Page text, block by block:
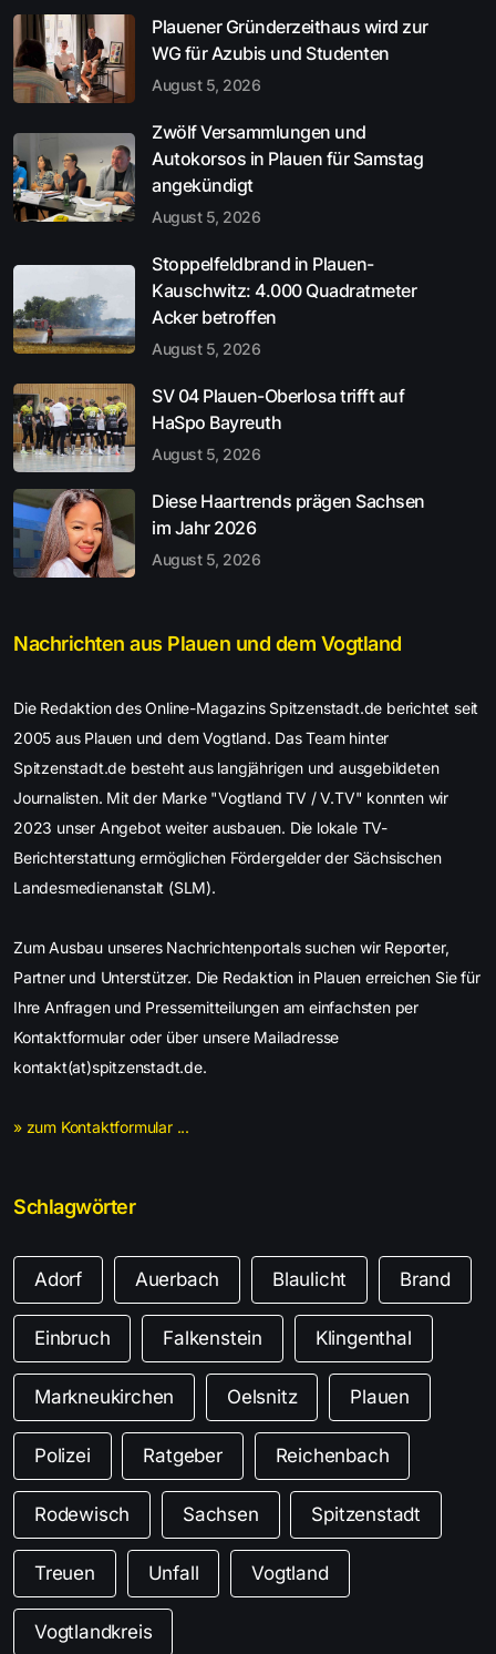
Plauener Gründerzeithaus wird zur
WG für Azubis und Studenten
August 5, 2026
Zwölf Versammlungen und
Autokorsos in Plauen für Samstag
angekündigt
August 5, 2026
Stoppelfeldbrand in Plauen-
Kauschwitz: 4.000 Quadratmeter
Acker betroffen
August 5, 2026
SV 04 Plauen-Oberlosa trifft auf
HaSpo Bayreuth
August 5, 2026
Diese Haartrends prägen Sachsen
im Jahr 2026
August 5, 2026
Nachrichten aus Plauen und dem Vogtland
Die Redaktion des Online-Magazins Spitzenstadt.de berichtet seit
2005 aus Plauen und dem Vogtland. Das Team hinter
Spitzenstadt.de besteht aus langjährigen und ausgebildeten
Journalisten. Mit der Marke "Vogtland TV / V.TV" konnten wir
2023 unser Angebot weiter ausbauen. Die lokale TV-
Berichterstattung ermöglichen Fördergelder der Sächsischen
Landesmedienanstalt (SLM).
Zum Ausbau unseres Nachrichtenportals suchen wir Reporter,
Partner und Unterstützer. Die Redaktion in Plauen erreichen Sie für
Ihre Anfragen und Pressemitteilungen am einfachsten per
Kontaktformular oder über unsere Mailadresse
kontakt(at)spitzenstadt.de.
» zum Kontaktformular ...
Schlagwörter
Adorf Auerbach Blaulicht Brand
Einbruch Falkenstein Klingenthal
Markneukirchen Oelsnitz Plauen
Polizei Ratgeber Reichenbach
Rodewisch Sachsen Spitzenstadt
Treuen Unfall Vogtland
Vogtlandkreis